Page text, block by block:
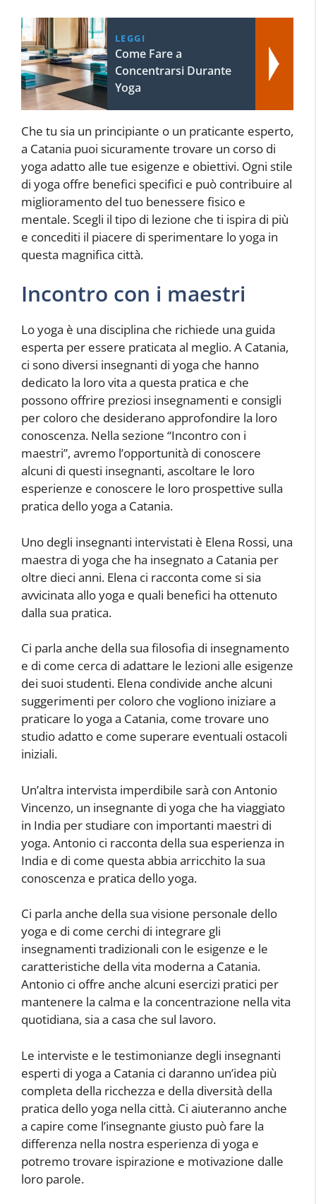
LEGGI
Come Fare a
Concentrarsi Durante
Yoga
Che tu sia un principiante o un praticante esperto,
a Catania puoi sicuramente trovare un corso di
yoga adatto alle tue esigenze e obiettivi. Ogni stile
di yoga offre benefici specifici e può contribuire al
miglioramento del tuo benessere fisico e
mentale. Scegli il tipo di lezione che ti ispira di più
e concediti il ​​piacere di sperimentare lo yoga in
questa magnifica città.
Incontro con i maestri
Lo yoga è una disciplina che richiede una guida
esperta per essere praticata al meglio. A Catania,
ci sono diversi insegnanti di yoga che hanno
dedicato la loro vita a questa pratica e che
possono offrire preziosi insegnamenti e consigli
per coloro che desiderano approfondire la loro
conoscenza. Nella sezione “Incontro con i
maestri”, avremo l’opportunità di conoscere
alcuni di questi insegnanti, ascoltare le loro
esperienze e conoscere le loro prospettive sulla
pratica dello yoga a Catania.
Uno degli insegnanti intervistati è Elena Rossi, una
maestra di yoga che ha insegnato a Catania per
oltre dieci anni. Elena ci racconta come si sia
avvicinata allo yoga e quali benefici ha ottenuto
dalla sua pratica.
Ci parla anche della sua filosofia di insegnamento
e di come cerca di adattare le lezioni alle esigenze
dei suoi studenti. Elena condivide anche alcuni
suggerimenti per coloro che vogliono iniziare a
praticare lo yoga a Catania, come trovare uno
studio adatto e come superare eventuali ostacoli
iniziali.
Un’altra intervista imperdibile sarà con Antonio
Vincenzo, un insegnante di yoga che ha viaggiato
in India per studiare con importanti maestri di
yoga. Antonio ci racconta della sua esperienza in
India e di come questa abbia arricchito la sua
conoscenza e pratica dello yoga.
Ci parla anche della sua visione personale dello
yoga e di come cerchi di integrare gli
insegnamenti tradizionali con le esigenze e le
caratteristiche della vita moderna a Catania.
Antonio ci offre anche alcuni esercizi pratici per
mantenere la calma e la concentrazione nella vita
quotidiana, sia a casa che sul lavoro.
Le interviste e le testimonianze degli insegnanti
esperti di yoga a Catania ci daranno un’idea più
completa della ricchezza e della diversità della
pratica dello yoga nella città. Ci aiuteranno anche
a capire come l’insegnante giusto può fare la
differenza nella nostra esperienza di yoga e
potremo trovare ispirazione e motivazione dalle
loro parole.